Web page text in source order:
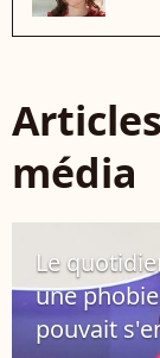
média
Le
une
pouvait